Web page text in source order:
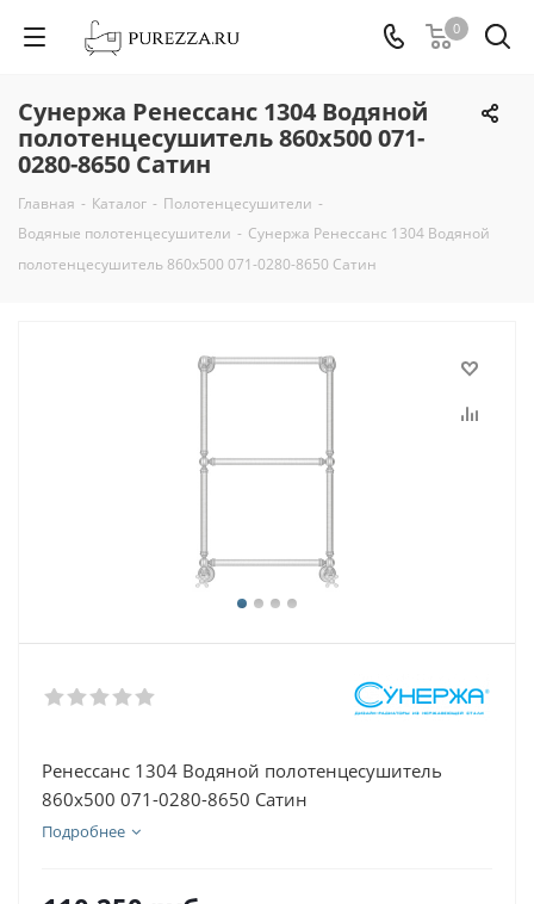
0
Сунержа Ренессанс 1304 Водяной
полотенцесушитель 860х500 071-
0280-8650 Сатин
Главная - Каталог - Полотенцесушители -
Водяные полотенцесушители - Сунержа Ренессанс 1304 Водяной
полотенцесушитель 860х500 071-0280-8650 Сатин
Ренессанс 1304 Водяной полотенцесушитель
860х500 071-0280-8650 Сатин
Подробнее